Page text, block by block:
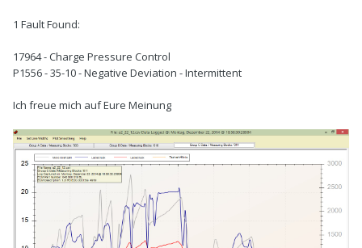
1 Fault Found:
17964 - Charge Pressure Control
P1556 - 35-10 - Negative Deviation - Intermittent
Ich freue mich auf Eure Meinung